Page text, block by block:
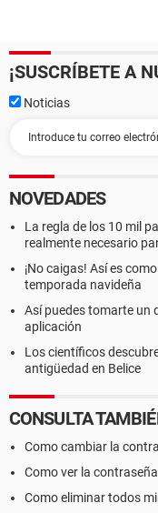
¡SUSCRÍBETE A
Noticias
NOVEDADES
La regla de los 10 mil
realmente necesario
¡No caigas! Así es
temporada navideña
Así puedes tomarte un
aplicación
Los científicos
antigüedad en Belice
CONSULTA
Como cambiar la
Como ver la
Como eliminar todos